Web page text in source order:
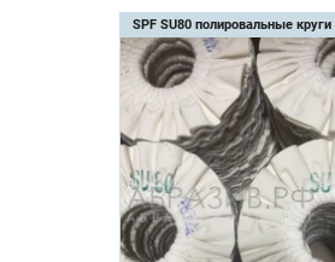
SPF SU80 полировальные круги